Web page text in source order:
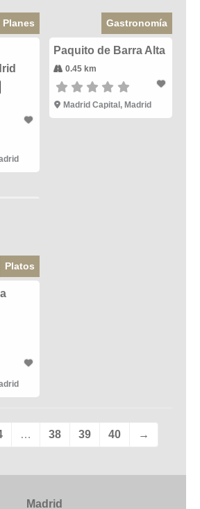
Gastronomía
Paquito de Barra Alta
0.45 km
Madrid Capital , Madrid
Platos
… 38 39 40 →
Madrid